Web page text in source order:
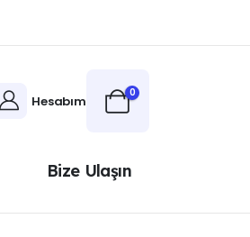
Hesabım 0
Bize Ulaşın